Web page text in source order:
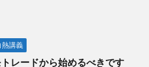
熱講義
レードから始めるべきです